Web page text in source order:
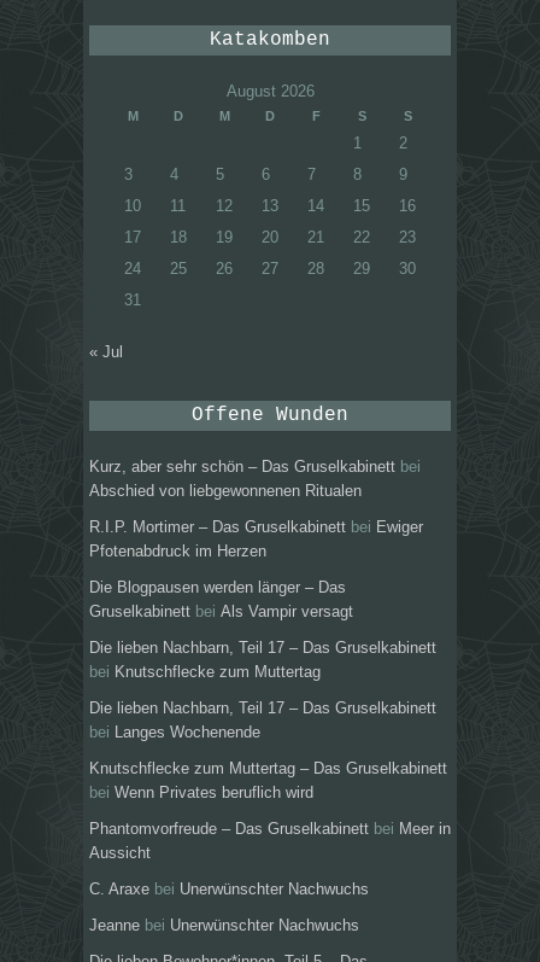
Katakomben
August 2026
M D M D F S S
1
2
3
4 5 6 7 8
9
10
11 12 13 14 15
16
17
18 19 20 21 22
23
24
25 26 27 28 29
30
31
« Jul
Offene Wunden
Kurz, aber sehr schön – Das Gruselkabinett bei
Abschied von liebgewonnenen Ritualen
R.I.P. Mortimer – Das Gruselkabinett bei Ewiger
Pfotenabdruck im Herzen
Die Blogpausen werden länger – Das
Gruselkabinett bei Als Vampir versagt
Die lieben Nachbarn, Teil 17 – Das Gruselkabinett
bei Knutschflecke zum Muttertag
Die lieben Nachbarn, Teil 17 – Das Gruselkabinett
bei
Langes Wochenende
Knutschflecke zum Muttertag – Das Gruselkabinett
bei Wenn Privates beruflich wird
Phantomvorfreude – Das Gruselkabinett bei Meer in
Aussicht
C. Araxe bei Unerwünschter Nachwuchs
Jeanne bei Unerwünschter Nachwuchs